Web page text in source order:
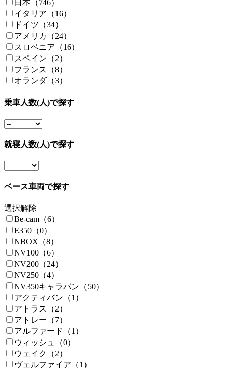
日本（746）
イタリア（16）
ドイツ（34）
アメリカ（24）
スロベニア（16）
スペイン（2）
フランス（8）
オランダ（3）
乗車人数(人)で探す
就寝人数(人)で探す
ベース車両で探す
選択解除
Be-cam（6）
E350（0）
NBOX（8）
NV100（6）
NV200（24）
NV250（4）
NV350キャラバン（50）
アクティバン（1）
アトラス（2）
アトレー（7）
アルファード（1）
ウィッシュ（0）
ウェイク（2）
ヴェルファイア（1）